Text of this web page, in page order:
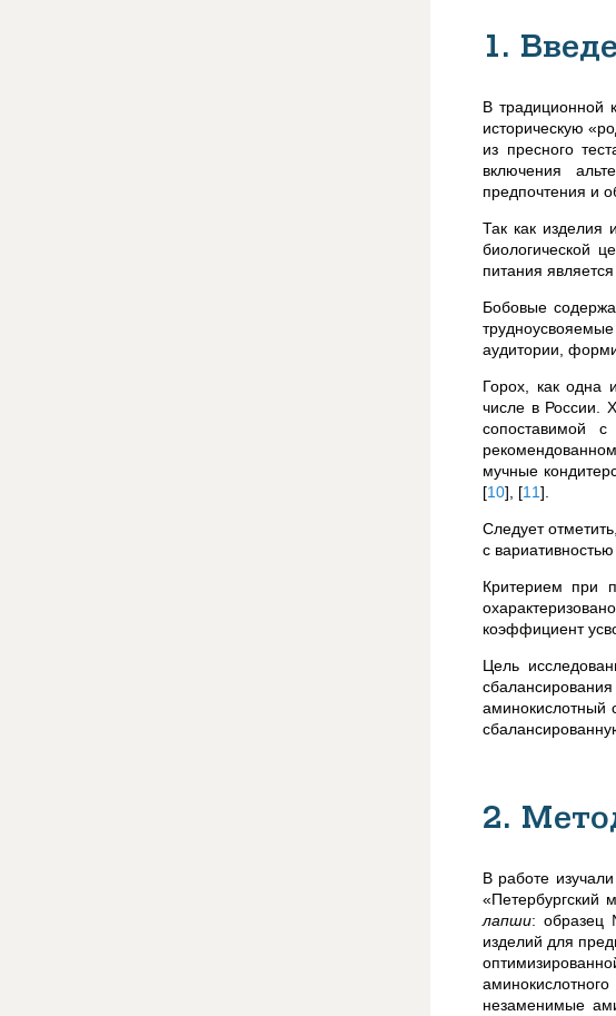
1.
В традиционной
историческую
из пресного
включения
предпочтения и
Так как изделия
биологической
питания
Бобовые
аудитории,
Горох, как одна
числе в России.
сопоставимой
мучные
[10] [11]
Следует
с
Критерием при
коэффициент
Цель
аминокислотный
2.
В работе
«Петербургский
лапши: образец
изделий для
незаменимые